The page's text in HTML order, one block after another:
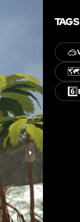
TAGS
🥽
🗺️
6️⃣